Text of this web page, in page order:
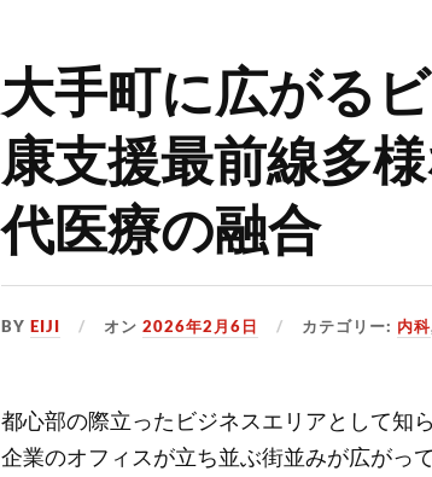
大手町に広がる
康支援最前線多
代医療の融合
BYEIJI オン2026年2月6日 カテゴリー: 内科
都心部の際立ったビジネスエリアとして知
企業のオフィスが立ち並ぶ街並みが広がって